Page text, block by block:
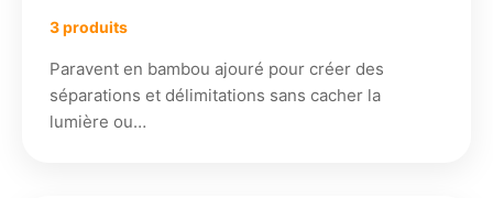
3 produits
Paravent en bambou ajouré pour créer des
séparations et délimitations sans cacher la
lumière ou…